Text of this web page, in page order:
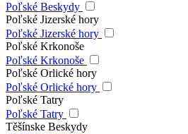
Poľské Beskydy
Poľské Jizerské hory
Poľské Jizerské hory
Poľské Krkonoše
Poľské Krkonoše
Poľské Orlické hory
Poľské Orlické hory
Poľské Tatry
Poľské Tatry
Těšínske Beskydy